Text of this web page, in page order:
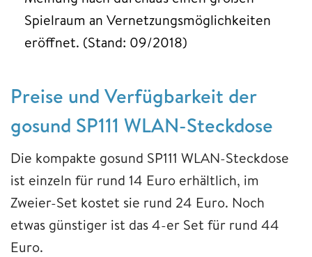
Spielraum an Vernetzungsmöglichkeiten
eröffnet. (Stand: 09/2018)
Preise und Verfügbarkeit der
gosund SP111 WLAN-Steckdose
Die kompakte gosund SP111 WLAN-Steckdose
ist einzeln für rund 14 Euro erhältlich, im
Zweier-Set kostet sie rund 24 Euro. Noch
etwas günstiger ist das 4-er Set für rund 44
Euro.